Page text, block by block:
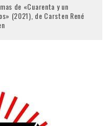
de «Cuarenta y un
(2021), de Carsten René